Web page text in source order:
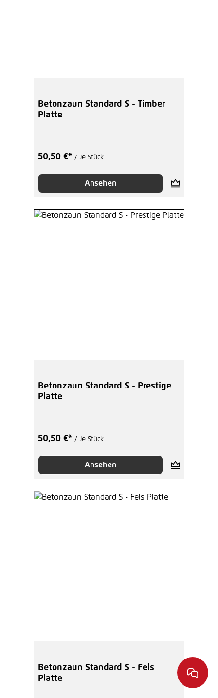
Betonzaun Standard S - Timber
Platte
50,50 €* / Je Stück
Ansehen
Betonzaun Standard S - Prestige
Platte
50,50 €* / Je Stück
Ansehen
Betonzaun Standard S - Fels
Platte